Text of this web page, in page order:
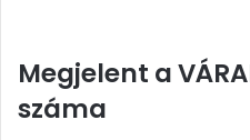
Megjelent a
száma